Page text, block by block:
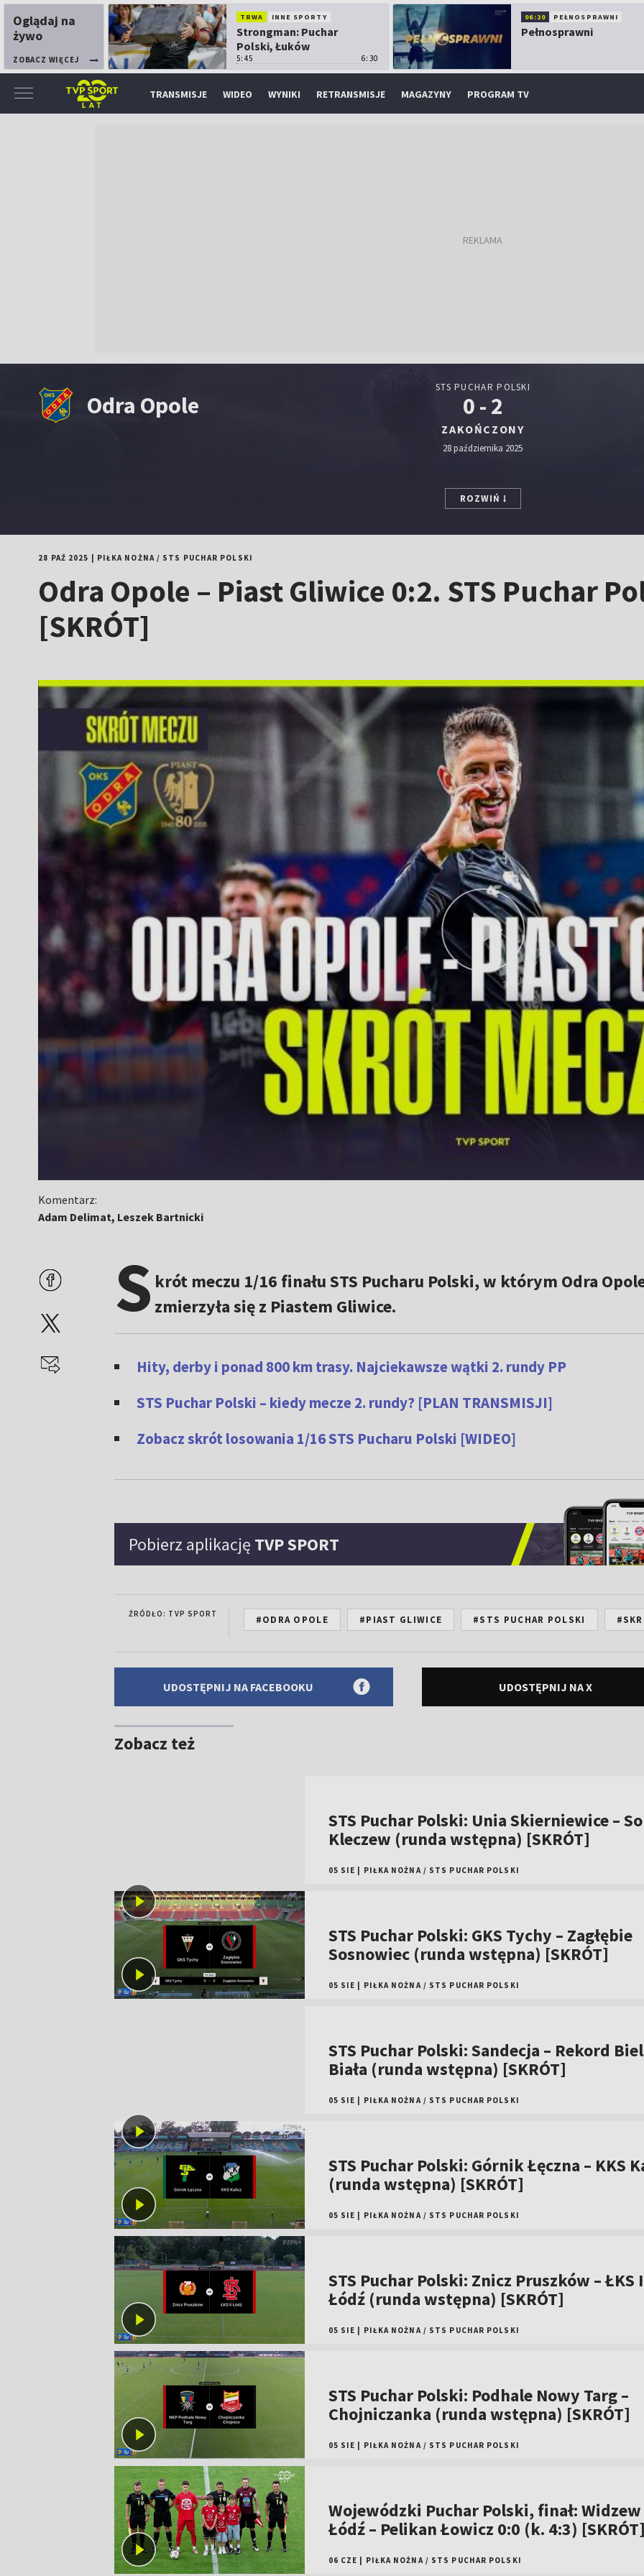
Oglądaj na
żywo
ZOBACZ WIĘCEJ
TRWA INNE SPORTY
Strongman: Puchar
Polski, Łuków
5:45 6:30
06:20 PEŁNOSPRAWNI
Pełnosprawni
TRANSMISJE WIDEO WYNIKI RETRANSMISJE MAGAZYNY PROGRAM TV
Odra Opole
STS PUCHAR POLSKI
0 - 2
ZAKOŃCZONY
28 października 2025
ROZWIŃ
28 PAŹ 2025 PIŁKA NOŻNA/ STS PUCHAR POLSKI
Odra Opole – Piast Gliwice 0:2. STS Puchar
[SKRÓT]
Komentarz:
Adam Delimat, Leszek Bartnicki
S krót meczu 1/16 finału STS Pucharu Polski, w którym Odra
zmierzyła się z Piastem Gliwice.
Hity, derby i ponad 800 km trasy. Najciekawsze wątki 2. rundy PP
STS Puchar Polski – kiedy mecze 2. rundy? [PLAN TRANSMISJI]
Zobacz skrót losowania 1/16 STS Pucharu Polski [WIDEO]
Pobierz aplikację TVP SPORT
ŹRÓDŁO: TVP SPORT #ODRA OPOLE #PIAST GLIWICE #STS PUCHAR POLSKI
UDOSTĘPNIJ NA FACEBOOKU UDOSTĘPNIJ NA X
Zobacz też
STS Puchar Polski: Unia Skierniewice –
Kleczew (runda wstępna) [SKRÓT]
05 SIE PIŁKA NOŻNA / STS PUCHAR POLSKI
STS Puchar Polski: GKS Tychy – Zagłębie
Sosnowiec (runda wstępna) [SKRÓT]
05 SIE PIŁKA NOŻNA / STS PUCHAR POLSKI
STS Puchar Polski: Sandecja – Rekord
Biała (runda wstępna) [SKRÓT]
05 SIE PIŁKA NOŻNA / STS PUCHAR POLSKI
STS Puchar Polski: Górnik Łęczna – KKS
(runda wstępna) [SKRÓT]
05 SIE PIŁKA NOŻNA / STS PUCHAR POLSKI
STS Puchar Polski: Znicz Pruszków – ŁKS
Łódź (runda wstępna) [SKRÓT]
05 SIE PIŁKA NOŻNA / STS PUCHAR POLSKI
STS Puchar Polski: Podhale Nowy Targ –
Chojniczanka (runda wstępna) [SKRÓT]
05 SIE PIŁKA NOŻNA / STS PUCHAR POLSKI
Wojewódzki Puchar Polski, finał:
Łódź – Pelikan Łowicz 0:0 (k. 4:3)
06 CZE PIŁKA NOŻNA / STS PUCHAR POLSKI